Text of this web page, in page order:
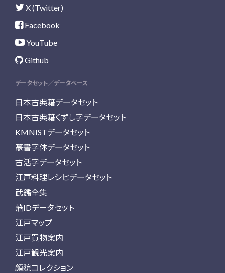
X (Twitter)
Facebook
YouTube
Github
データセット／データベース
日本古典籍データセット
日本古典籍くずし字データセット
KMNISTデータセット
篆書字体データセット
古活字データセット
江戸料理レシピデータセット
武鑑全集
藩IDデータセット
江戸マップ
江戸買物案内
江戸観光案内
顔貌コレクション